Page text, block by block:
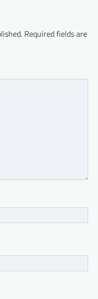
Required fields are